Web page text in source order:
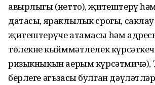
авырлыгы (нетто), җитештерү һәм
датасы, яраклылык срогы,
җитештерүче атамасы һәм
төлекнең кыйммәтлелек
ризыкныкын аерым күрсәтмичә),
берлеге әгъзасы булган